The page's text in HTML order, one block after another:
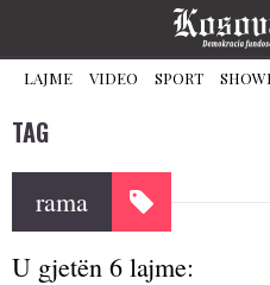
LAJME VIDEO SPORT
TAG
rama
U gjetën 6 lajme: